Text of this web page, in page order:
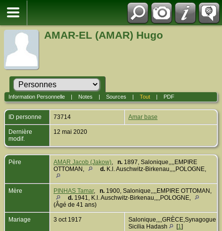
AMAR-EL (AMAR) Hugo
Information Personnelle| Notes Sources Tout| PDF
ID personne 73714 Amar base
Dernière
modif.
12 mai 2020
Père AMAR Jacob (Jakow), n. 1897, Salonique,,,,EMPIRE
OTTOMAN,
d. K.l. Auschwitz-Birkenau,,,,POLOGNE,
Mère PINHAS Tamar, n. 1900, Salonique,,,,EMPIRE OTTOMAN,
d. 1941, K.l. Auschwitz-Birkenau,,,,POLOGNE,
(Âgé de 41 ans)
Mariage 3 oct 1917
Salonique,,,,GRÈCE,Synagogue
Sicilia Hadash
[1]